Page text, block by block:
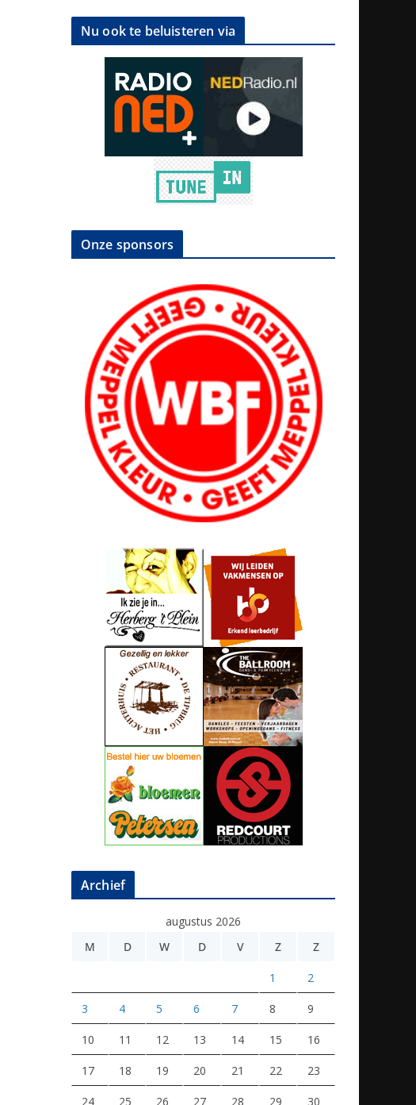
Nu ook te beluisteren via
Onze sponsors
Archief
augustus 2026
M
D W D V Z Z
1 2
3 4 5 6 7 8 9
10 11 12 13 14 15 16
17 18 19 20 21 22 23
24 25 26 27 28 29 30